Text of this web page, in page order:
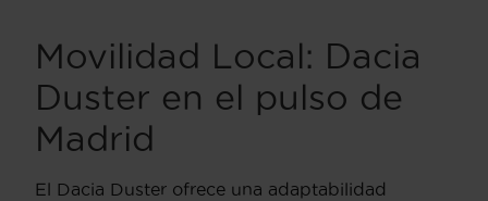
Movilidad Local: Dacia
Duster en el pulso de
Madrid
El Dacia Duster ofrece una adaptabilidad